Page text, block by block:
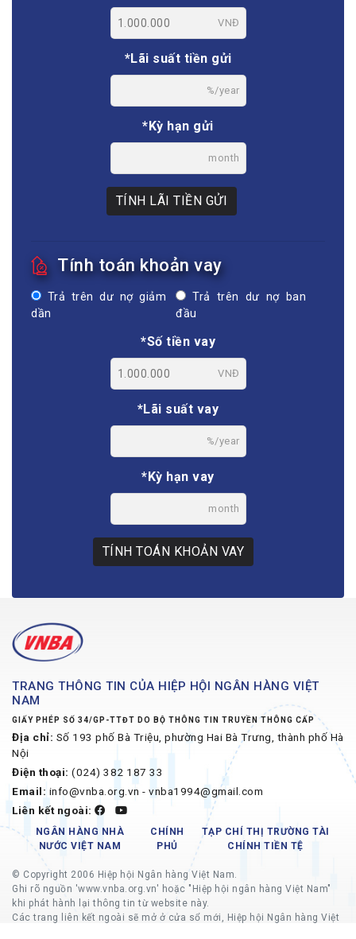
VNĐ
*Lãi suất tiền gửi
%/year
*Kỳ hạn gửi
month
TÍNH LÃI TIỀN GỬI
Tính toán khoản vay
Trả trên dư nợ giảm
dần
Trả trên dư nợ ban
đầu
*Số tiền vay
VNĐ
*Lãi suất vay
%/year
*Kỳ hạn vay
month
TÍNH TOÁN KHOẢN VAY
TRANG THÔNG TIN CỦA HIỆP HỘI NGÂN HÀNG VIỆT
NAM
GIẤY PHÉP SỐ 34/GP-TTĐT DO BỘ THÔNG TIN TRUYỀN THÔNG CẤP
Địa chỉ: Số 193 phố Bà Triệu, phường Hai Bà Trưng, thành phố Hà
Nội
Điện thoại: (024) 382 187 33
Email: info@vnba.org.vn - vnba1994@gmail.com
Liên kết ngoài:
NGÂN HÀNG NHÀ
NƯỚC VIỆT NAM
CHÍNH
PHỦ
TẠP CHÍ THỊ TRƯỜNG TÀI
CHÍNH TIỀN TỆ
© Copyright 2006 Hiệp hội Ngân hàng Việt Nam.
Ghi rõ nguồn 'www.vnba.org.vn' hoặc "Hiệp hội ngân hàng Việt Nam"
khi phát hành lại thông tin từ website này.
Các trang liên kết ngoài sẽ mở ở cửa sổ mới, Hiệp hội Ngân hàng Việt